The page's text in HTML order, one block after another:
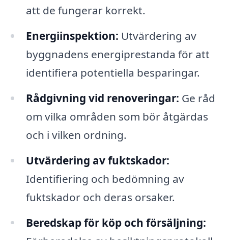
att de fungerar korrekt.
Energiinspektion: Utvärdering av
byggnadens energiprestanda för att
identifiera potentiella besparingar.
Rådgivning vid renoveringar: Ge råd
om vilka områden som bör åtgärdas
och i vilken ordning.
Utvärdering av fuktskador:
Identifiering och bedömning av
fuktskador och deras orsaker.
Beredskap för köp och försäljning: